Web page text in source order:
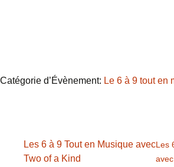
Catégorie d’Évènement: Le 6 à 9 tout en
Les 6 à 9 Tout en Musique avec
Two of a Kind
Les